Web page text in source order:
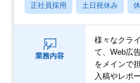
正社員採用 土日祝休み
業務内容
様々なクラ
て、Web広
をメインで
入稿やレポ